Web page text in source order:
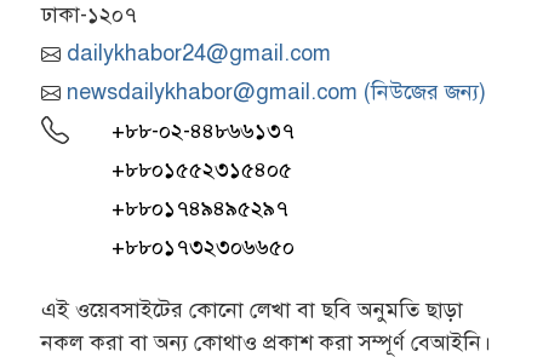
ঢাকা-১২০৭
dailykhabor24@gmail.com
newsdailykhabor@gmail.com (নিউজের জন্য)
+৮৮-০২-৪৪৮৬৬১৩৭
+৮৮০১৫৫২৩১৫৪০৫
+৮৮০১৭৪৯৪৯৫২৯৭
+৮৮০১৭৩২৩০৬৬৫০
এই ওয়েবসাইটের কোনো লেখা বা ছবি অনুমতি ছাড়া
নকল করা বা অন্য কোথাও প্রকাশ করা সম্পূর্ণ বেআইনি।